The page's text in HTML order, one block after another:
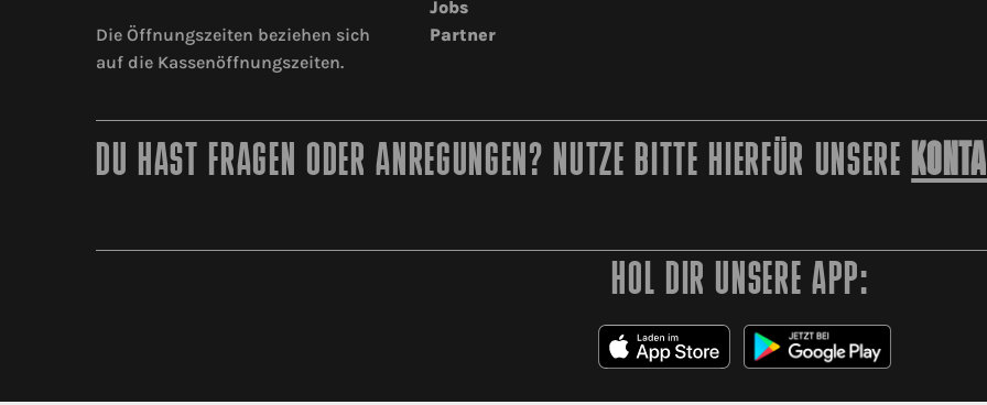
Die Öffnungszeiten beziehen sich
auf die Kassenöffnungszeiten.
Jobs
Partner
DU HAST FRAGEN ODER ANREGUNGEN? NUTZE BITTE HIERFÜR UNSERE
HOL DIR UNSERE APP: